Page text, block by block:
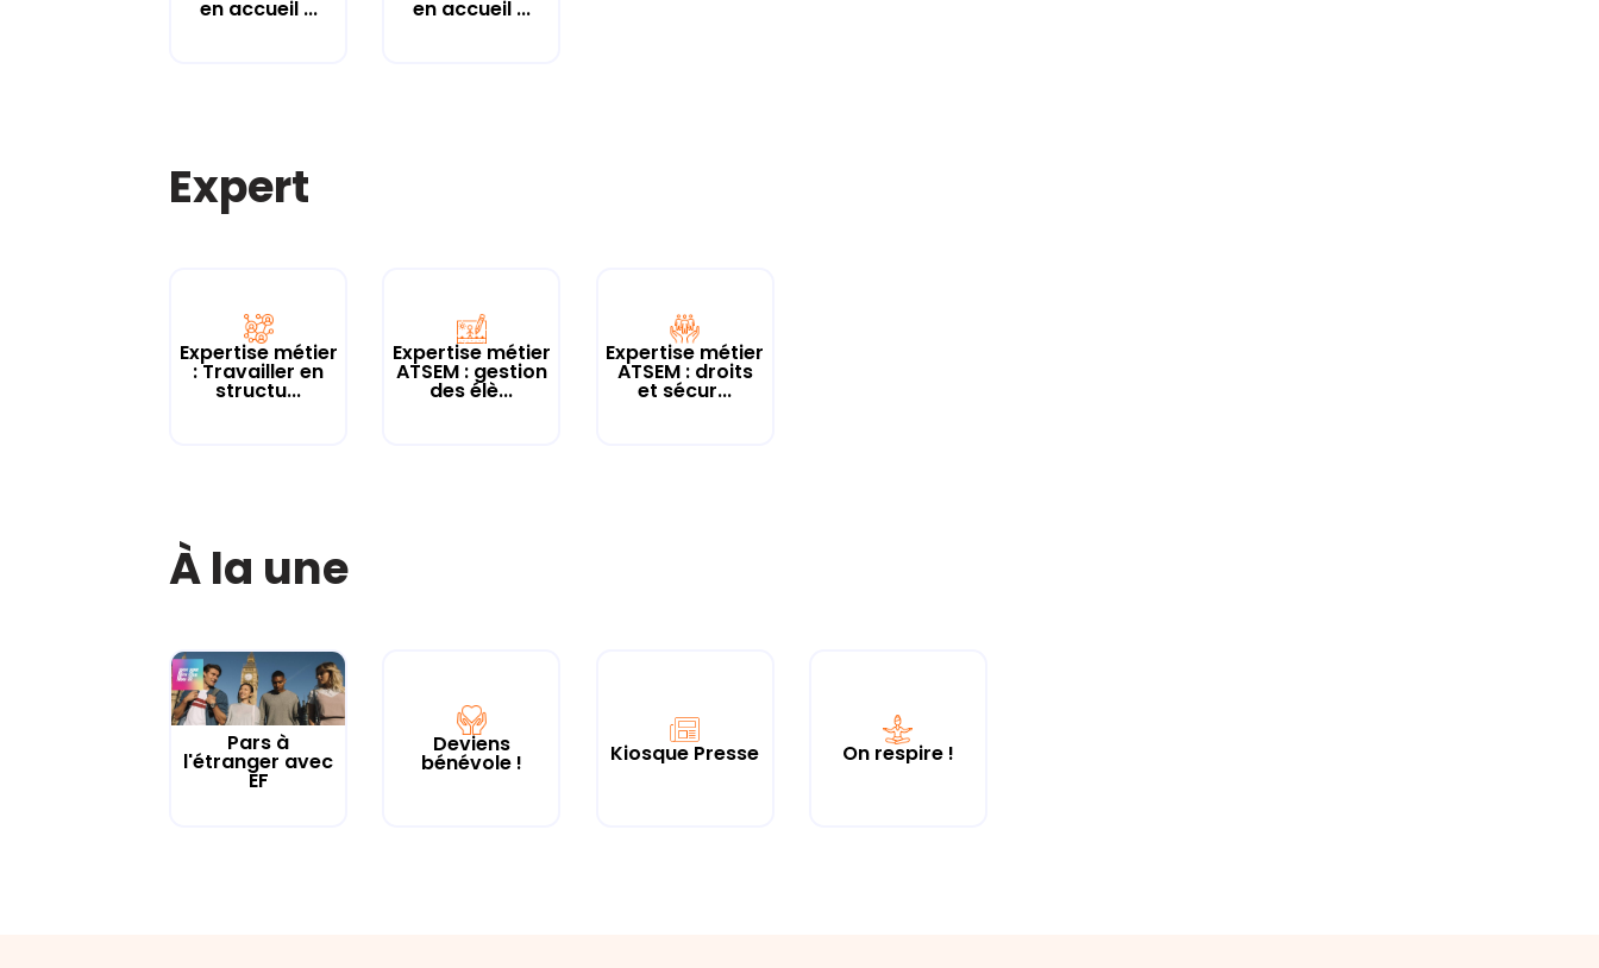
en accueil ... en accueil ...
Expert
Expertise métier
: Travailler en
structu...
Expertise métier
ATSEM : gestion
des élè...
Expertise métier
ATSEM : droits
et sécur...
À la une
Pars à
l'étranger avec
EF
Deviens
bénévole ! Kiosque Presse On respire !